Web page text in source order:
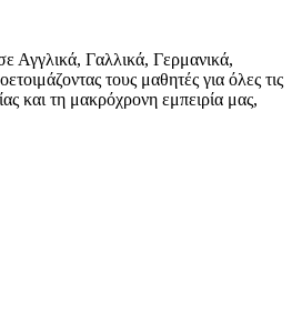
Αγγλικά, Γαλλικά, Γερμανικά,
τους μαθητές για όλες τις
και τη μακρόχρονη εμπειρία μας,